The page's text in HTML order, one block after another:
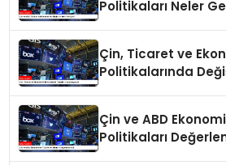
Politikaları Neler
Çin, Ticaret ve
Politikalarında
Çin ve ABD
Politikaları